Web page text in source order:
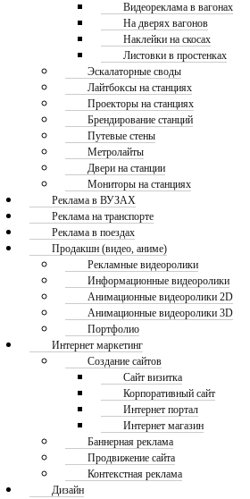
Видеореклама в вагонах
На дверях вагонов
Наклейки на скосах
Листовки в простенках
Эскалаторные своды
Лайтбоксы на станциях
Проекторы на станциях
Брендирование станций
Путевые стены
Метролайты
Двери на станции
Мониторы на станциях
Реклама в ВУЗАХ
Реклама на транспорте
Реклама в поездах
Продакшн (видео, аниме)
Рекламные видеоролики
Информационные видеоролики
Анимационные видеоролики 2D
Анимационные видеоролики 3D
Портфолио
Интернет маркетинг
Создание сайтов
Сайт визитка
Корпоративный сайт
Интернет портал
Интернет магазин
Баннерная реклама
Продвижение сайта
Контекстная реклама
Дизайн